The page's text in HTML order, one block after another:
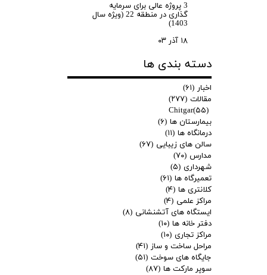
3 پروژه عالی برای سرمایه
گذاری در منطقه 22 (ویژه سال
1403)
۱۸ آذر ۰۳
دسته بندی ها
اخبار (۶۱)
مقالات (۲۷۷)
Chitgar(۵۵)
بیمارستان ها (۶)
درمانگاه ها (۱۱)
سالن های زیبایی (۶۷)
مدارس (۷۰)
شهرداری (۵)
تعمیرگاه ها (۶۱)
کلانتری ها (۴)
مراکز علمی (۴)
ایستگاه های آتشنشانی (۸)
دفتر خانه ها (۱۰)
مراکز تجاری (۱۰)
مراحل ساخت و ساز (۴۱)
جایگاه های سوخت (۵۱)
سوپر مارکت ها (۸۷)